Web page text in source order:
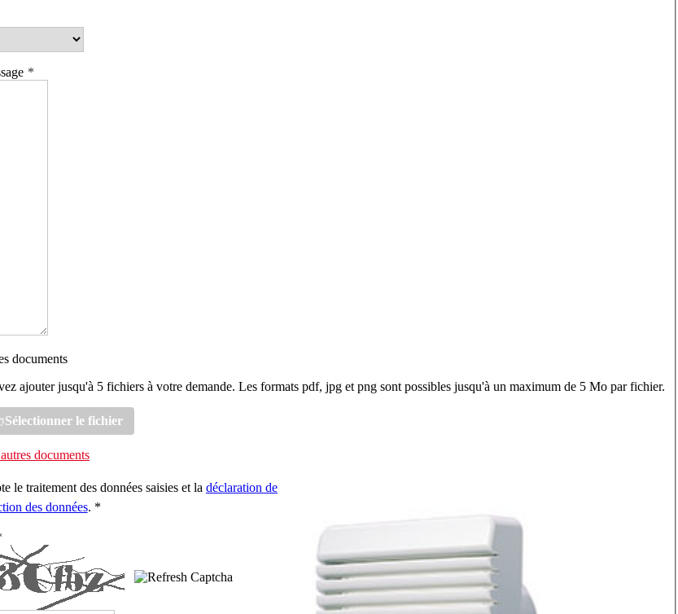
documents
ajouter jusqu'à 5 fichiers à votre demande. Les formats pdf, jpg et png sont possibles jusqu'à un maximum de 5 Mo par fichier.
Sélectionner le fichier
documents
le traitement des données saisies et la déclaration de
des données. *